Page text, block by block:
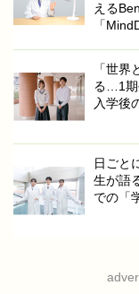
える
「
「世
る…1期
入学後
日ごと
生が語
での「